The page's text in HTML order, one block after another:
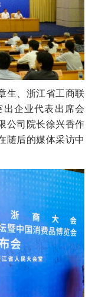
、浙江省工商联
企业代表出席会
公司院长徐兴香作
随后的媒体采访中